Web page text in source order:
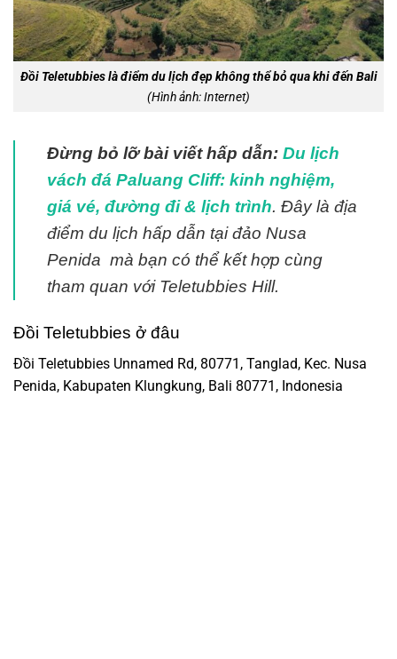
Đồi Teletubbies là điểm du lịch đẹp không thể bỏ qua khi đến Bali
(Hình ảnh: Internet)
Đừng bỏ lỡ bài viết hấp dẫn: Du lịch
vách đá Paluang Cliff: kinh nghiệm,
giá vé, đường đi & lịch trình. Đây là địa
điểm du lịch hấp dẫn tại đảo Nusa
Penida mà bạn có thể kết hợp cùng
tham quan với Teletubbies Hill.
Đồi Teletubbies ở đâu
Đồi Teletubbies Unnamed Rd, 80771, Tanglad, Kec. Nusa
Penida, Kabupaten Klungkung, Bali 80771, Indonesia